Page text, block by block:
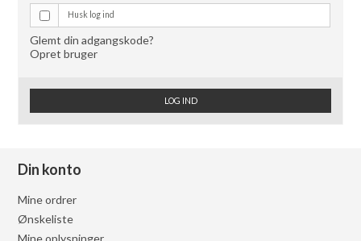
Husk log ind
Glemt din adgangskode?
Opret bruger
LOG IND
Din konto
Mine ordrer
Ønskeliste